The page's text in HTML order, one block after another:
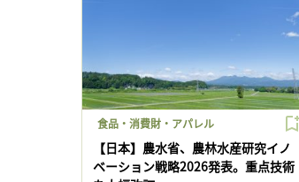
食品・消費財・アパレル
【日本】農水省、農林水産研究イノ
ベーション戦略2026発表。重点技術